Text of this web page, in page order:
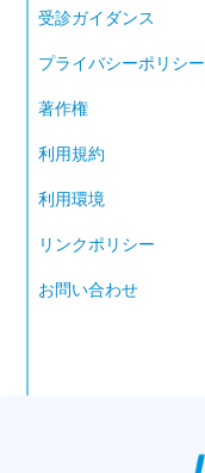
受診ガイダンス
プライバシーポリシー
著作権
利用規約
利用環境
リンクポリシー
お問い合わせ